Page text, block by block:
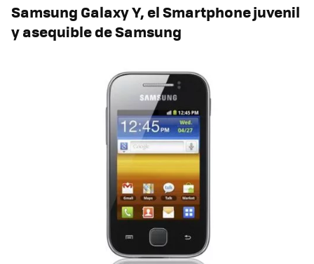
Samsung Galaxy Y, el Smartphone juvenil
y asequible de Samsung